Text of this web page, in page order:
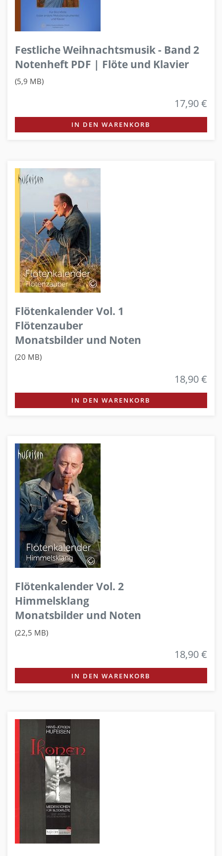
Festliche Weihnachtsmusik - Band 2
Notenheft PDF | Flöte und Klavier
(5,9 MB)
17,90 €
IN DEN WARENKORB
Flötenkalender Vol. 1
Flötenzauber
Monatsbilder und Noten
(20 MB)
18,90 €
IN DEN WARENKORB
Flötenkalender Vol. 2
Himmelsklang
Monatsbilder und Noten
(22,5 MB)
18,90 €
IN DEN WARENKORB